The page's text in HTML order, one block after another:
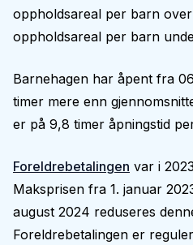
oppholdsareal per barn
oppholdsareal per barn
Barnehagen har åpent fra
timer mere enn
er på 9,8 timer åpningstid
Foreldrebetalingen var i
Maksprisen fra 1. januar
august 2024 reduseres
Foreldrebetalingen er